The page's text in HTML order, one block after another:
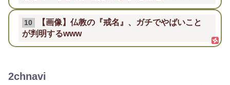
10
【画像】仏教の『戒名』、ガチでやばいこと
が判明するwww
2chnavi